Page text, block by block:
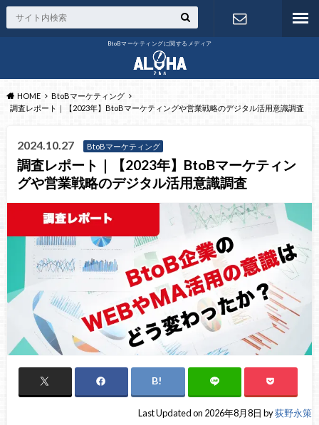
BtoBマーケティングに関するメディア
HOME
BtoBマーケティング
調査レポート｜【2023年】BtoBマーケティングや営業戦略のデジタル活用意識調査
2024.10.27 BtoBマーケティング
調査レポート｜【2023年】BtoBマーケティン
グや営業戦略のデジタル活用意識調査
Last Updated on 2026年8月8日 by荻野永策